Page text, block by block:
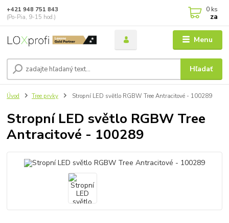
Menu
Hľadať
+421 948 751 843
(Po-Pia, 9-15 hod.)
0 ks
za
Úvod Tree prvky Stropní LED světlo RGBW Tree Antracitové - 100289
Stropní LED světlo RGBW Tree
Antracitové - 100289